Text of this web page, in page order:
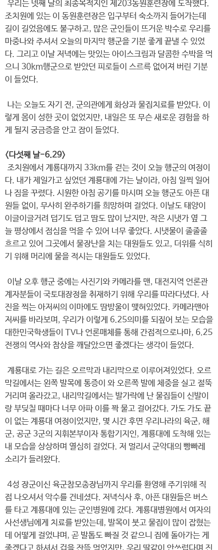
우리는 넷째 날의 최종목적지인 제203동원훈련장에 도착했다.
조치원에 있는 이 동원훈련장은 입구부터 숙소까지 들어가는데
길이 길었음에도 불구하고, 많은 군인들이 뜨거운 박수로 우리를
마중나와 주셔서 오늘의 마지막 행군을 기분 좋게 끝낼 수 있었
다. 그리고 이날 저녁에는 맛있는 아이스크림과 달콤한 수박을 먹
으니 30km행군으로 받았던 피로들이 스르륵 없어져 버린 기분
이 들었다.
나는 오늘도 자기 전, 군의관에게 화상과 물집치료를 받았다. 이
렇게 몸이 성한 곳이 없었지만, 내일은 또 무슨 새로운 경험을 하
게 될지 궁금증을 안고 잠이 들었다.
<다섯째 날-6.29>
조치원에서 계룡대까지 33km를 걷는 것이 오늘 행군의 여정이
다. 내가 제일가고 싶었던 계룡대에 가는 날이라, 아침 일찍 일어
나 짐을 꾸렸다. 시원한 아침 공기를 마시며 오늘 행군도 아픈 대
원들 없이, 무사히 완주하기를 희망하며 걸었다. 이날도 태양이
이글이글거려 덥기도 덥고 땀도 많이 났지만, 작은 시냇가 옆 그
늘 평상에서 점심을 먹을 수 있어 너무 좋았다. 시냇물이 졸졸졸
흐르고 있어 그곳에서 물장난을 치는 대원들도 있고, 더위를 식히
기 위해 머리에 물을 적시는 대원들도 있었다.
이날 오후 행군 중에는 사진기와 카메라를 맨, 대전지역 언론관
계자분들이 국토대장정을 취재하기 위해 우리를 따라다녔다. 사
진을 찍는 아저씨의 이마에도 땀방울이 맺혀있었다. 카메라맨아
저씨를 바라보며, 우리가 이렇게 6.25의미를 되짚어 보는 모습을
대한민국학생들이 TV나 언론매체를 통해 간접적으로나마, 6.25
전쟁의 역사와 참상을 깨달았으면 좋겠다는 생각이 들었다.
계룡대로 가는 길은 오르막과 내리막으로 이루어져있었다. 오르
막길에서는 왼쪽 발목에 통증이 와 오른쪽 발에 체중을 실고 절뚝
거리며 올라갔고, 내리막길에서는 발가락에 난 물집들이 신발이
랑 부딪칠 때마다 너무 아파 이를 꽉 물고 걸어갔다. 가도 가도 끝
이 없는 계룡대 여정이었지만, 몇 시간 후면 우리나라의 육군, 해
군, 공군 3군의 지휘본부이자 통합기지인, 계룡대에 도착해 있는
내 모습을 상상하며 열심히 걸었다. 저 멀리서 군악대의 빵빠레
소리가 들려왔다.
4성 장군이신 육군참모총장님까지 우리를 환영해 주기위해 직
접 나오셔서 악수를 건네셨다. 저녁식사 후, 아픈 대원들은 버스
를 타고 계룡대에 있는 군인병원에 갔다. 계룡대병원에서 여자의
사선생님에게 치료를 받았는데, 발목이 붓고 물집이 많이 잡혔는
데 어떻게 걸었냐며, 곧 발톱도 빠질 것 같으니 집에 돌아가는 게